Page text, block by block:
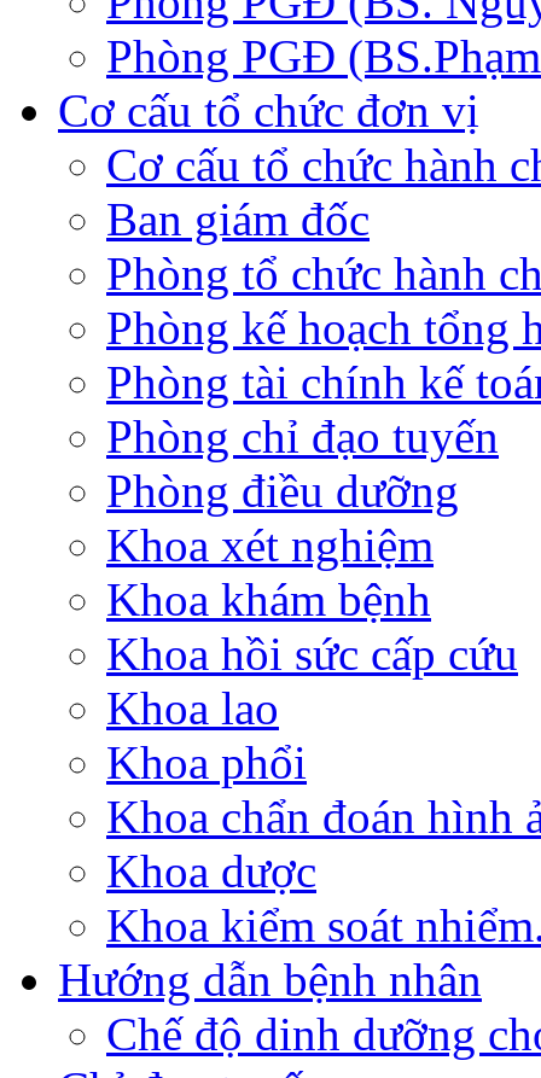
Phòng PGĐ
Cơ cấu tổ chức đơn vị
Cơ cấu tổ chức hành
Ban giám đốc
Phòng tổ chức hành
Phòng kế hoạch tổng
Phòng tài chính kế
Phòng chỉ đạo tuyến
Phòng điều dưỡng
Khoa xét nghiệm
Khoa khám bệnh
Khoa hồi sức cấp cứu
Khoa lao
Khoa phổi
Khoa chẩn đoán hình
Khoa dược
Khoa kiểm soát
Hướng dẫn bệnh nhân
Chế độ dinh dưỡng